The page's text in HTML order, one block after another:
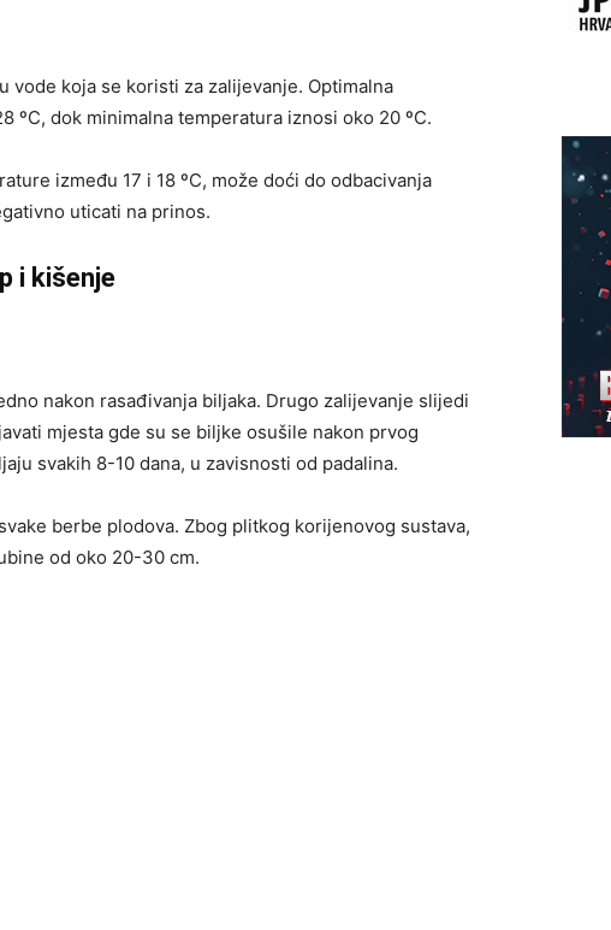
vode koja se koristi za zalijevanje. Optimalna
ºC, dok minimalna temperatura iznosi oko 20 ºC.
između 17 i 18 ºC, može doći do odbacivanja
uticati na prinos.
i kišenje
nakon rasađivanja biljaka. Drugo zalijevanje slijedi
mjesta gde su se biljke osušile nakon prvog
svakih 8-10 dana, u zavisnosti od padalina.
berbe plodova. Zbog plitkog korijenovog sustava,
od oko 20-30 cm.